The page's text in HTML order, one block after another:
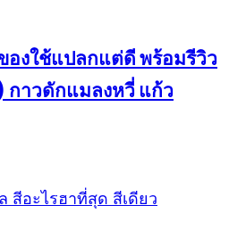
องใช้แปลกแต่ดี พร้อมรีวิว
กาวดักแมลงหวี่ แก้ว